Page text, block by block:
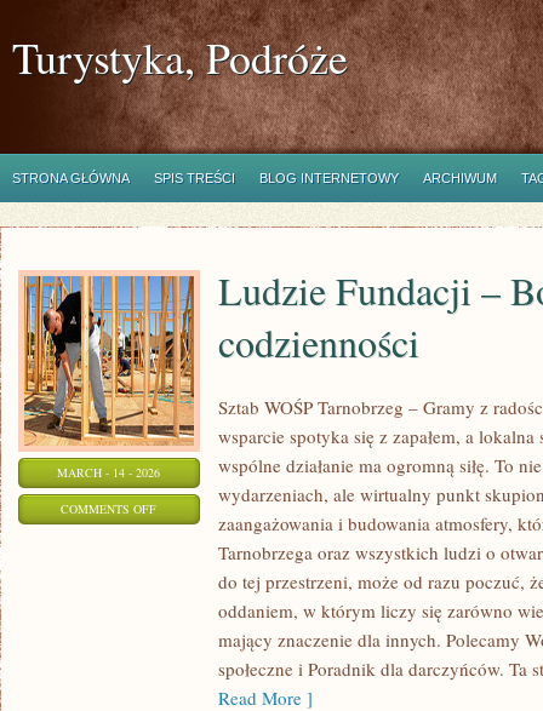
Turystyka, Podróże
STRONA GŁÓWNA SPIS TREŚCI BLOG INTERNETOWY ARCHIWUM
MARCH - 14 - 2026
COMMENTS OFFON
Ludzie Fundacji –
codzienności
Sztab WOŚP Tarnobrzeg – Gramy z
wsparcie spotyka się z zapałem, a lokalna
wspólne działanie ma ogromną siłę. To
wydarzeniach, ale wirtualny punkt
zaangażowania i budowania atmosfery,
Tarnobrzega oraz wszystkich ludzi o
do tej przestrzeni, może od razu poczuć,
oddaniem, w którym liczy się zarówno
mający znaczenie dla innych. Polecamy
społeczne i Poradnik dla darczyńców. Ta
Read More ]